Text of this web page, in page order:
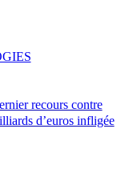
recours contre
d’euros infligée